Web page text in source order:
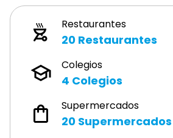
Restaurantes
20 Restaurantes
Colegios
4 Colegios
Supermercados
20 Supermercados